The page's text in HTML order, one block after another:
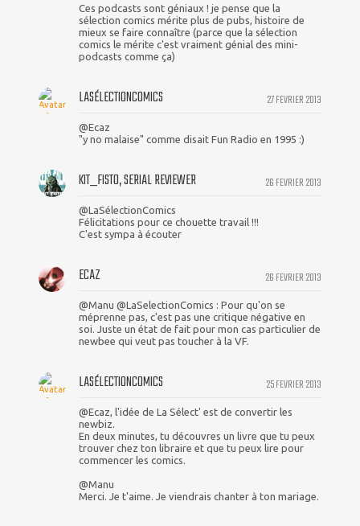
Ces podcasts sont géniaux ! je pense que la
sélection comics mérite plus de pubs, histoire de
mieux se faire connaître (parce que la sélection
comics le mérite c'est vraiment génial des mini-
podcasts comme ça)
27 FEVRIER 2013
LASÉLECTIONCOMICS
@Ecaz
"y no malaise" comme disait Fun Radio en 1995 :)
26 FEVRIER 2013
KIT_FISTO, SERIAL REVIEWER
@LaSélectionComics
Félicitations pour ce chouette travail !!!
C'est sympa à écouter
26 FEVRIER 2013
ECAZ
@Manu @LaSelectionComics : Pour qu'on se
méprenne pas, c'est pas une critique négative en
soi. Juste un état de fait pour mon cas particulier de
newbee qui veut pas toucher à la VF.
25 FEVRIER 2013
LASÉLECTIONCOMICS
@Ecaz, l'idée de La Sélect' est de convertir les
newbiz.
En deux minutes, tu découvres un livre que tu peux
trouver chez ton libraire et que tu peux lire pour
commencer les comics.
@Manu
Merci. Je t'aime. Je viendrais chanter à ton mariage.